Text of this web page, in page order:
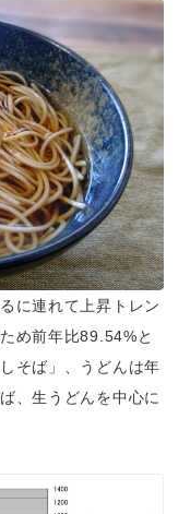
に連れて上昇トレン
め前年比89.54%と
そば」、うどんは年
、生うどんを中心に